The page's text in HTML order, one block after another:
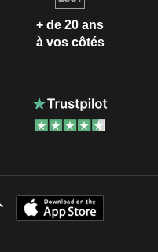
+ de 20 ans
à vos côtés